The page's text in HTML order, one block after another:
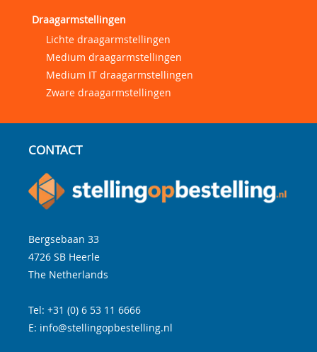
Draagarmstellingen
Lichte draagarmstellingen
Medium draagarmstellingen
Medium IT draagarmstellingen
Zware draagarmstellingen
CONTACT
Bergsebaan 33
4726 SB Heerle
The Netherlands
Tel: +31 (0) 6 53 11 6666
E: info@stellingopbestelling.nl